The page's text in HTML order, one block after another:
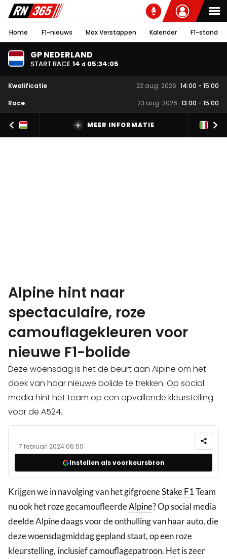
Home F1-nieuws Max Verstappen Kalender F1-stand
GP NEDERLAND
START RACE 14 d 05:34:04
Kwalificatie 22 aug. 2026 14:00 - 15:00
Race
23 aug. 2026 13:00 - 15:00
MEER INFORMATIE
Alpine hint naar
spectaculaire, roze
camouflagekleuren voor
nieuwe F1-bolide
Deze woensdag is het de beurt aan Alpine om het
doek van haar nieuwe bolide te trekken. Op social
media hint het team op een opvallende kleurstelling
voor de A524.
7 februari 2024 06:50
Instellen als voorkeursbron
Krijgen we in navolging van het gifgroeneStake F1Team
nu ook het roze gecamoufleerdeAlpine? Op social media
deelde Alpine daags voor de onthulling van haar auto, die
deze woensdagmiddag gepland staat, op een roze
kleurstelling, inclusief camouflagepatroon. Het is zeer